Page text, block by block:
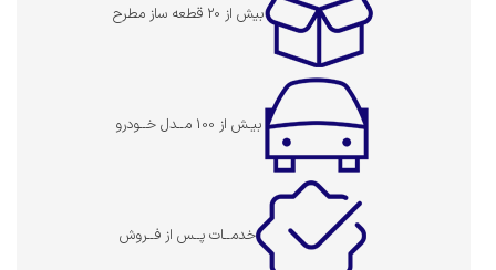
بیش از 20 قطعه ساز مطرح
بیـش از 100 مــدل خــودرو
خدمــات پــس از فــروش